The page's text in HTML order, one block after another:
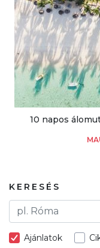
10 napos
KERESÉS
Ajánlatok